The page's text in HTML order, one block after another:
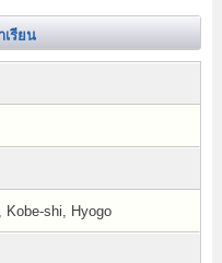
รียน
Kobe-shi, Hyogo